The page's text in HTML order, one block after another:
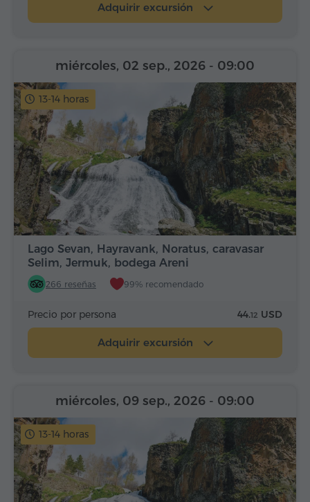
Adquirir excursión
13-14 horas
Lago Sevan, Hayravank, Noratus, caravasar
Selim, Jermuk, bodega Areni
266 reseñas 99% recomendado
miércoles, 02 sep., 2026 - 09:00
Precio por persona 44.12 USD
Adquirir excursión
13-14 horas
miércoles, 09 sep., 2026 - 09:00